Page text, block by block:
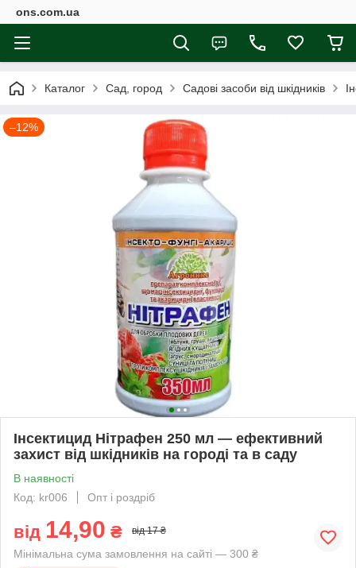
ons.com.ua
Каталог Сад, город Садові засоби від шкідників
–12%
Інсектицид Нітрафен 250 мл — ефективний
захист від шкідників на городі та в саду
В наявності
Код: kr006
Опт і роздріб
від 14,90 ₴ від 17 ₴
Мінімальна сума замовлення на сайті — 300 ₴